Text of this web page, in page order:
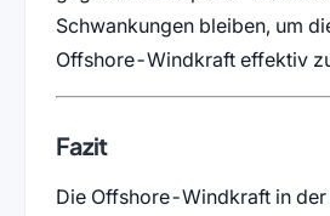
Schwankungen bleiben, um
Offshore-Windkraft effektiv
Fazit
Die Offshore-Windkraft in